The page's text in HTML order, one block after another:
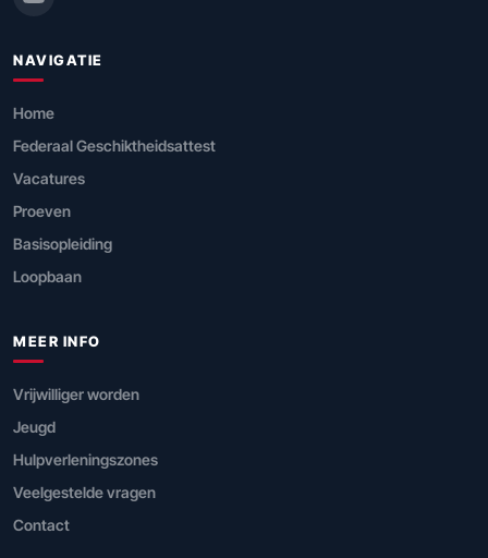
NAVIGATIE
Home
Federaal Geschiktheidsattest
Vacatures
Proeven
Basisopleiding
Loopbaan
MEER INFO
Vrijwilliger worden
Jeugd
Hulpverleningszones
Veelgestelde vragen
Contact